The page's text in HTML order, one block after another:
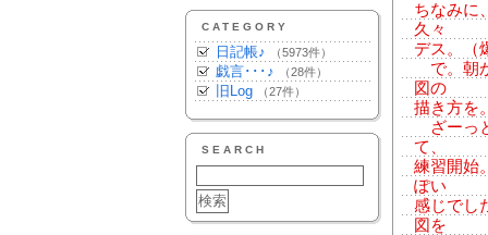
CATEGORY
日記帳♪ （5973件）
戯言･･･♪ （28件）
旧Log （27件）
SEARCH
ちなみに
久々
デス。（
で。朝
図の
描き方を
ざーっ
て、
練習開始
ぽい
感じでし
図を